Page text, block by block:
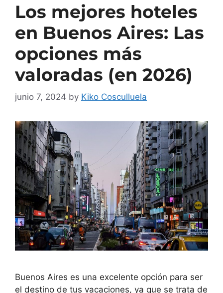
Los mejores hoteles
en Buenos Aires: Las
opciones más
valoradas (en 2026)
junio 7, 2024 by Kiko Cosculluela
Buenos Aires es una excelente opción para ser
el destino de tus vacaciones, ya que se trata de